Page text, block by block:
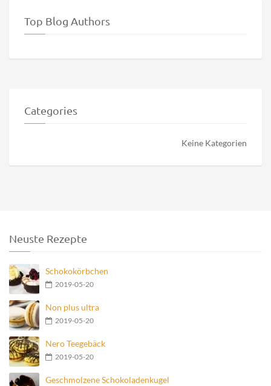
Top Blog Authors
Categories
Keine Kategorien
Neuste Rezepte
Schokokörbchen
2019-05-20
Non plus ultra
2019-05-20
Nero Teegebäck
2019-05-20
Geschmolzene Schokoladenkugel